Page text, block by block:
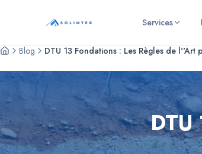
SOLINTEK- Bureau d'études
Services
Blog DTU 13 Fondations : Les Règles de l''Art